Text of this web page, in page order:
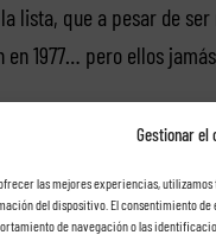
Gestionar el
las mejores experiencias,
del dispositivo. El consentimiento
de navegación o las
lista, que a pesar de
en 1977… pero ellos
que
manera piñas de millo.